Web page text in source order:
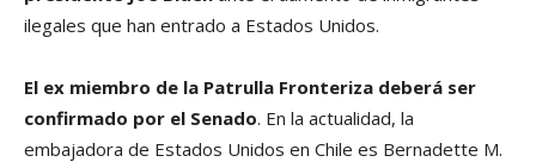
ilegales que han entrado a Estados Unidos.
El ex miembro de la Patrulla Fronteriza deberá ser
confirmado por el Senado. En la actualidad, la
embajadora de Estados Unidos en Chile es Bernadette M.